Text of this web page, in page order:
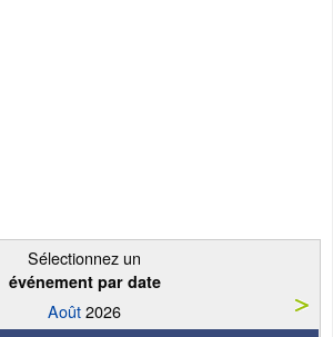
Sélectionnez un
événement par date
Août2026